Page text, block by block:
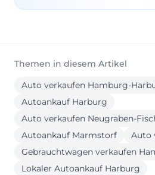
Themen in diesem Artikel
Auto verkaufen Hamburg-
Autoankauf Harburg
Auto verkaufen Neugraben-
Autoankauf Marmstorf
Auto
Gebrauchtwagen verkaufen
Lokaler Autoankauf Harburg